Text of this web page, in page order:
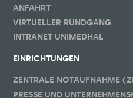
ANFAHRT
VIRTUELLER RUNDGANG
INTRANET UNIMEDHAL
EINRICHTUNGEN
ZENTRALE NOTAUFNAHME
PRESSE UND